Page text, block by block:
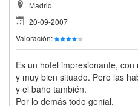
Madrid
20-09-2007
Valoración:
Es un hotel impresionante,
y muy bien situado. Pero las
y el baño también.
Por lo demás todo genial.